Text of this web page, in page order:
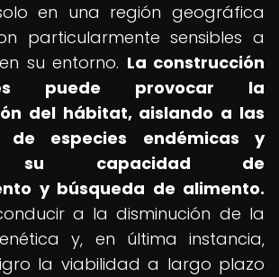
en una región geográfica
particularmente sensibles a
su entorno. La construcción
puede provocar la
del hábitat, aislando a las
de especies endémicas y
su capacidad de
y búsqueda de alimento.
a la disminución de la
y, en última instancia,
la viabilidad a largo plazo